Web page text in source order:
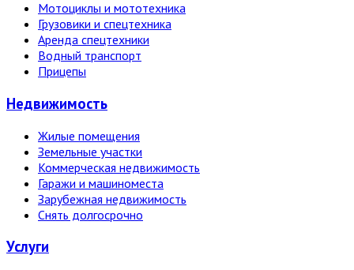
Мотоциклы и мототехника
Грузовики и спецтехника
Аренда спецтехники
Водный транспорт
Прицепы
Недвижи­мость
Жилые помещения
Земельные участки
Коммерческая недвижимость
Гаражи и машиноместа
Зарубежная недвижимость
Снять долгосрочно
Услуги